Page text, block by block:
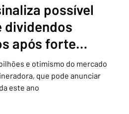
possível
dividendos
após forte
trimestre
e otimismo do mercado
que pode anunciar
este ano